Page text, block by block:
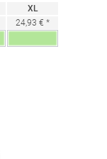
XL
24,93 € *